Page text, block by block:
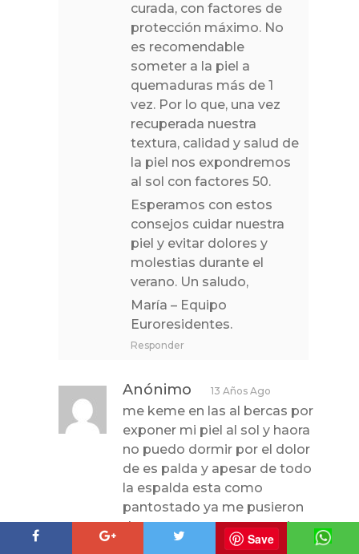
curada, con factores de
protección máximo. No
es recomendable
someter a la piel a
quemaduras más de 1
vez. Por lo que, una vez
recuperada nuestra
textura, calidad y salud de
la piel nos expondremos
al sol con factores 50.
Esperamos con estos
consejos cuidar nuestra
piel y evitar dolores y
molestias durante el
verano. Un saludo,
María – Equipo
Euroresidentes.
Responder
Anónimo 13 Años Ago
me keme en las al bercas por
exponer mi piel al sol y haora
no puedo dormir por el dolor
de es palda y apesar de todo
la espalda esta como
pantostado ya me pusieron
dos cremas y no semequita
que puedo haser paque se me
Save